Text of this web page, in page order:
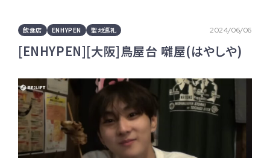
飲食店 ENHYPEN 聖地巡礼 2024/06/06
[ENHYPEN][大阪]鳥屋台 囃屋(はやしや)